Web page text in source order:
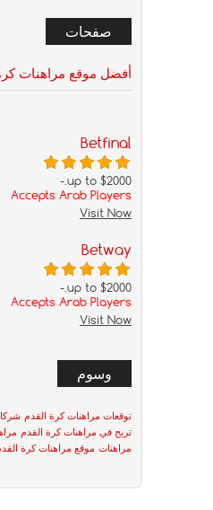
صفحات
أفضل موقع مراهنات
Betfinal
up to $2000.-
Accepts Arab Players
Visit Now
Betway
up to $2000.-
Accepts Arab Players
Visit Now
وسوم
توقعات مراهنات كرة القدم
تربح في مراهنات كرة القدم
مراهنات موقع مراهنات كرة